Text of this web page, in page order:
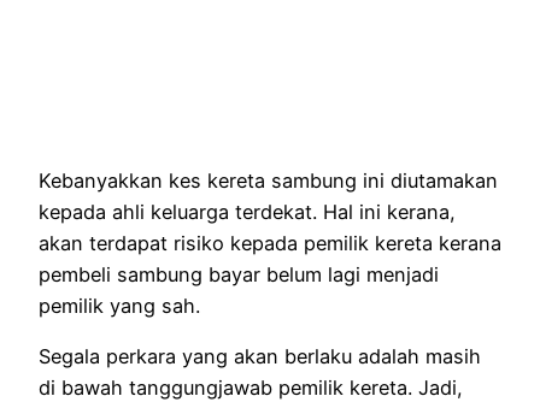
Kebanyakkan kes kereta sambung ini diutamakan
kepada ahli keluarga terdekat. Hal ini kerana,
akan terdapat risiko kepada pemilik kereta kerana
pembeli sambung bayar belum lagi menjadi
pemilik yang sah.
Segala perkara yang akan berlaku adalah masih
di bawah tanggungjawab pemilik kereta. Jadi,